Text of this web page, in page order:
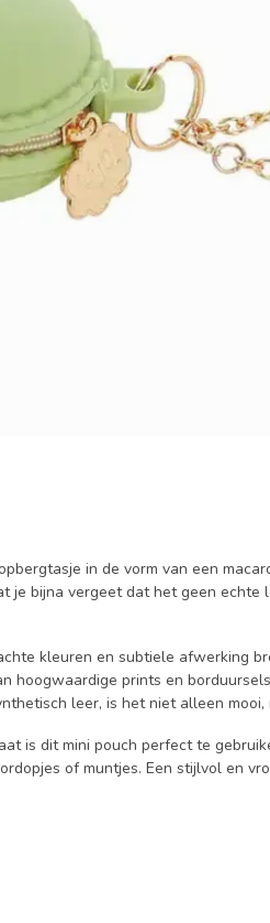
in de vorm van een
je bijna vergeet dat het geen
kleuren en subtiele afwerking
hoogwaardige prints en
leer, is het niet alleen mooi,
is dit mini pouch perfect te
of muntjes. Een stijlvol en